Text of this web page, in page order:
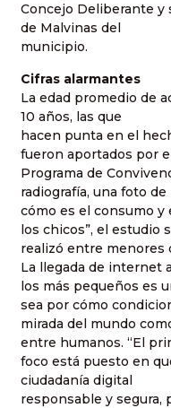
Concejo Deliberante y
de Malvinas del
municipio.
Cifras alarmantes
La edad promedio de
10 años, las que
hacen punta en el
fueron aportados por
Programa de
radiografía, una foto de
cómo es el consumo
los chicos”, el estudio
realizó entre menores
La llegada de internet a
los más pequeños es
sea por cómo
mirada del mundo
entre humanos. “El
foco está puesto en
ciudadanía digital
responsable y segura,